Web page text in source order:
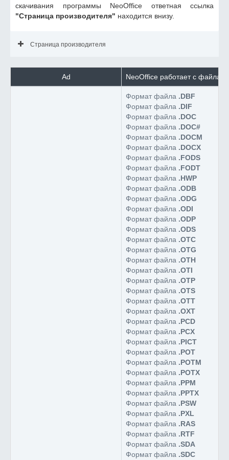
скачивания программы NeoOffice ответная ссылка
"Страница производителя" находится внизу.
Страница производителя
Ad NeoOffice работает с
Формат файла .DBF
Формат файла .DIF
Формат файла .DOC
Формат файла .DOC#
Формат файла .DOCM
Формат файла .DOCX
Формат файла .FODS
Формат файла .FODT
Формат файла .HWP
Формат файла .ODB
Формат файла .ODG
Формат файла .ODI
Формат файла .ODP
Формат файла .ODS
Формат файла .OTC
Формат файла .OTG
Формат файла .OTH
Формат файла .OTI
Формат файла .OTP
Формат файла .OTS
Формат файла .OTT
Формат файла .OXT
Формат файла .PCD
Формат файла .PCX
Формат файла .PICT
Формат файла .POT
Формат файла .POTM
Формат файла .POTX
Формат файла .PPM
Формат файла .PPTX
Формат файла .PSW
Формат файла .PXL
Формат файла .RAS
Формат файла .RTF
Формат файла .SDA
Формат файла .SDC